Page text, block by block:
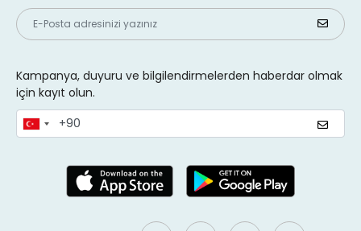
Kampanya, duyuru ve bilgilendirmelerden haberdar olmak
için kayıt olun.